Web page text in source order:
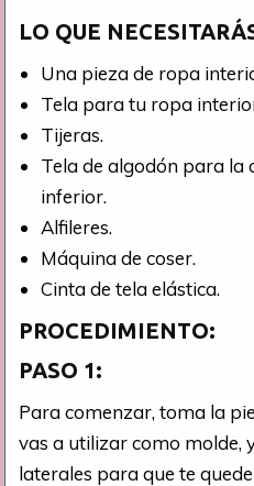
LO QUE
Una pieza de ropa
Tela para tu ropa
Tijeras.
Tela de algodón para
inferior.
Alfileres.
Máquina de coser.
Cinta de tela elástica.
PROCEDIMIENTO:
PASO 1:
Para comenzar, toma la
vas a utilizar como molde,
laterales para que te